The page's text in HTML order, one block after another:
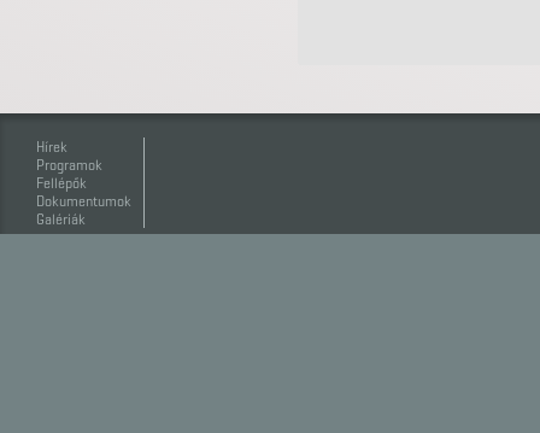
Hírek
Programok
Fellépők
Dokumentumok
Galériák